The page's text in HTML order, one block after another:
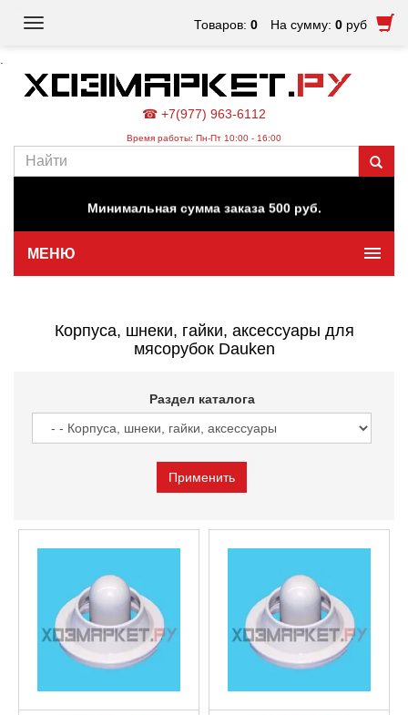
Товаров: 0 На сумму: 0 руб
Toggle
☎ +7(977) 963-6112
Время работы: Пн-Пт 10:00 - 16:00
Наш магазин работает для вас в обычном режиме. Все
цены на сайте актуальны.
Мы предлагаем бесплатную доставку до пункта выдачи
"ОЗОН" и доставку компанией "СДЭК" по ее тарифам.
Минимальная сумма заказа 500 руб.
МЕНЮ
Корпуса, шнеки, гайки, аксессуары для
мясорубок Dauken
Раздел каталога